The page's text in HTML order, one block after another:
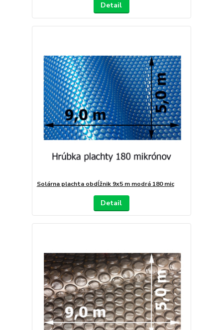
Detail
Solárna plachta obdĺžnik 9x5 m modrá 180 mic
Detail